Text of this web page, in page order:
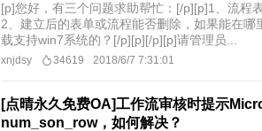
[p]您好，有三个问题求助帮忙：[/p][p]1、流程
2、建立后的表单或流程能否删除，如果能在
载支持win7系统的？[/p][p][/p][p]请管理员...
xnjdsy 34619 2018/6/7 7:31:01
[点晴永久免费OA]工作流审核时提示
num_son_row，如何解决？